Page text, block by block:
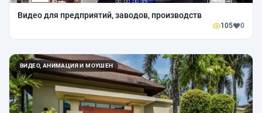
Видео для предприятий, заводов, производств
105 0
ВИДЕО, АНИМАЦИЯ И МОУШЕН